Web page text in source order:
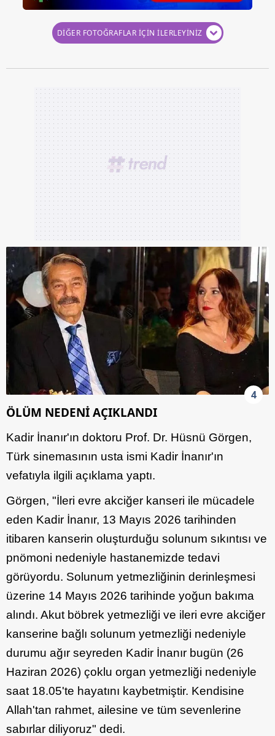
DİĞER FOTOĞRAFLAR İÇİN İLERLEYİNİZ
4
ÖLÜM NEDENİ AÇIKLANDI
Kadir İnanır'ın doktoru Prof. Dr. Hüsnü Görgen,
Türk sinemasının usta ismi Kadir İnanır'ın
vefatıyla ilgili açıklama yaptı.
Görgen, "İleri evre akciğer kanseri ile mücadele
eden Kadir İnanır, 13 Mayıs 2026 tarihinden
itibaren kanserin oluşturduğu solunum sıkıntısı ve
pnömoni nedeniyle hastanemizde tedavi
görüyordu. Solunum yetmezliğinin derinleşmesi
üzerine 14 Mayıs 2026 tarihinde yoğun bakıma
alındı. Akut böbrek yetmezliği ve ileri evre akciğer
kanserine bağlı solunum yetmezliği nedeniyle
durumu ağır seyreden Kadir İnanır bugün (26
Haziran 2026) çoklu organ yetmezliği nedeniyle
saat 18.05'te hayatını kaybetmiştir. Kendisine
Allah'tan rahmet, ailesine ve tüm sevenlerine
sabırlar diliyoruz" dedi.